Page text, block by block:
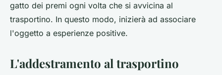
gatto dei premi ogni volta che si avvicina al
trasportino. In questo modo, inizierà ad associare
l'oggetto a esperienze positive.
L'addestramento al trasportino